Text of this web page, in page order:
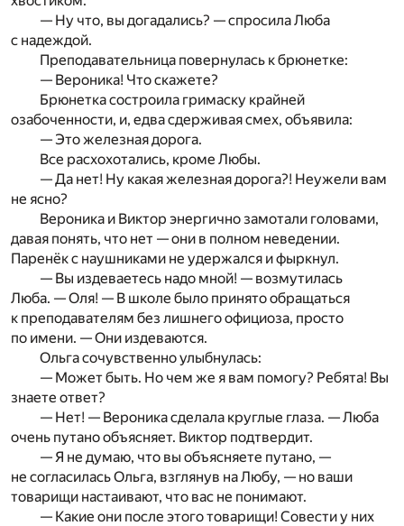
— Ну что, вы догадались? — спросила Люба
с надеждой.
Преподавательница повернулась к брюнетке:
— Вероника! Что скажете?
Брюнетка состроила гримаску крайней
озабоченности, и, едва сдерживая смех, объявила:
— Это железная дорога.
Все расхохотались, кроме Любы.
— Да нет! Ну какая железная дорога?! Неужели вам
не ясно?
Вероника и Виктор энергично замотали головами,
давая понять, что нет — они в полном неведении.
Паренёк с наушниками не удержался и фыркнул.
— Вы издеваетесь надо мной! — возмутилась
Люба. — Оля! — В школе было принято обращаться
к преподавателям без лишнего официоза, просто
по имени. — Они издеваются.
Ольга сочувственно улыбнулась:
— Может быть. Но чем же я вам помогу? Ребята! Вы
знаете ответ?
— Нет! — Вероника сделала круглые глаза. — Люба
очень путано объясняет. Виктор подтвердит.
— Я не думаю, что вы объясняете путано, —
не согласилась Ольга, взглянув на Любу, — но ваши
товарищи настаивают, что вас не понимают.
— Какие они после этого товарищи! Совести у них